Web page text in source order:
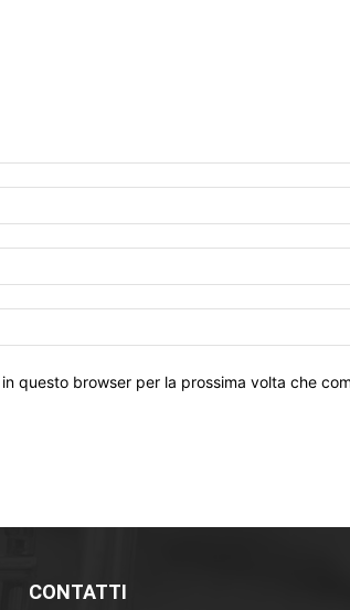
questo browser per la prossima volta che
CONTATTI